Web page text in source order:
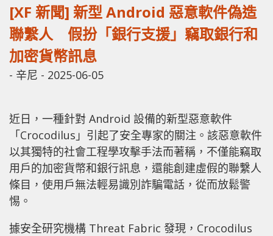
[XF 新聞] 新型 Android 惡意軟件偽造
聯繫人 假扮「銀行支援」竊取銀行和
加密貨幣訊息
- 辛尼 - 2025-06-05
近日，一種針對 Android 設備的新型惡意軟件
「Crocodilus」引起了安全專家的關注。該惡意軟件
以其獨特的社會工程學攻擊手法而著稱，不僅能竊取
用戶的加密貨幣和銀行訊息，還能創建虛假的聯繫人
條目，使用戶無法輕易識別詐騙電話，從而放鬆警
惕。
據安全研究機構 Threat Fabric 發現，Crocodilus